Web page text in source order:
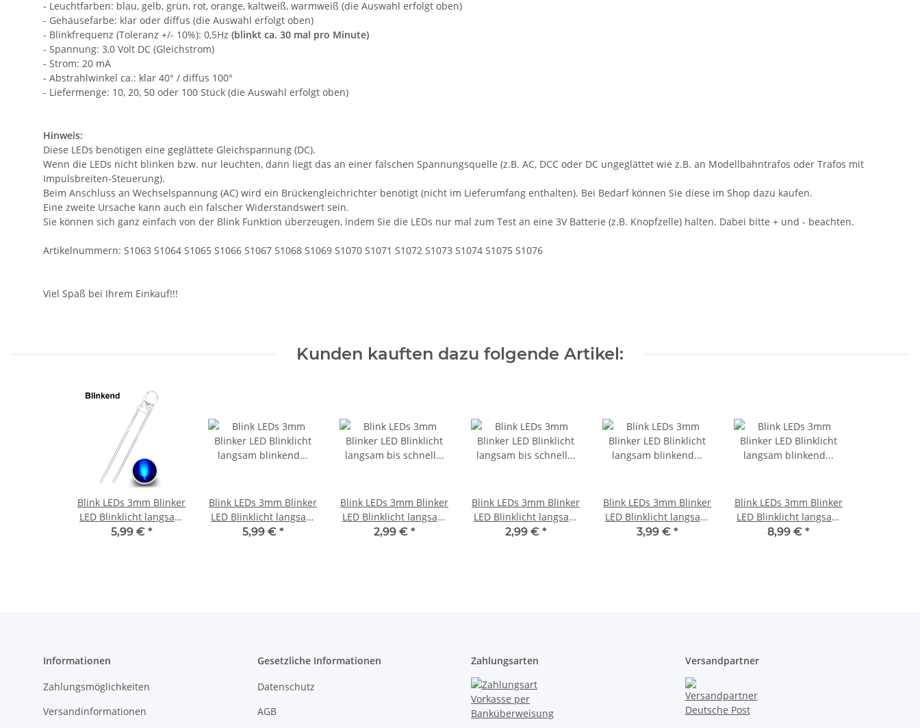
- Leuchtfarben: blau, gelb, grün, rot, orange, kaltweiß, warmweiß (die Auswahl erfolgt oben)
- Gehäusefarbe: klar oder diffus (die Auswahl erfolgt oben)
- Blinkfrequenz (Toleranz +/- 10%): 0,5Hz (blinkt ca. 30 mal pro Minute)
- Spannung: 3,0 Volt DC (Gleichstrom)
- Strom: 20 mA
- Abstrahlwinkel ca.: klar 40° / diffus 100°
- Liefermenge: 10, 20, 50 oder 100 Stück (die Auswahl erfolgt oben)
Hinweis:
Diese LEDs benötigen eine geglättete Gleichspannung (DC).
Wenn die LEDs nicht blinken bzw. nur leuchten, dann liegt das an einer falschen Spannungsquelle (z.B. AC, DCC oder DC ungeglättet wie z.B. an Modellbahntrafos oder Trafos mit
Impulsbreiten-Steuerung).
Beim Anschluss an Wechselspannung (AC) wird ein Brückengleichrichter benötigt (nicht im Lieferumfang enthalten). Bei Bedarf können Sie diese im Shop dazu kaufen.
Eine zweite Ursache kann auch ein falscher Widerstandswert sein.
Sie können sich ganz einfach von der Blink Funktion überzeugen, indem Sie die LEDs nur mal zum Test an eine 3V Batterie (z.B. Knopfzelle) halten. Dabei bitte + und - beachten.
Artikelnummern: S1063 S1064 S1065 S1066 S1067 S1068 S1069 S1070 S1071 S1072 S1073 S1074 S1075 S1076
Viel Spaß bei Ihrem Einkauf!!!
Kunden kauften dazu folgende Artikel:
Blink LEDs 3mm Blinker
LED Blinklicht langsam
blinkend 0,5Hz (30x pro
5,99 € *
Blink LEDs 3mm Blinker
LED Blinklicht langsam
blinkend 0,5Hz (30x pro
5,99 € *
Blink LEDs 3mm Blinker
LED Blinklicht langsam
bis schnell blinkend 1-
2,99 € *
Blink LEDs 3mm Blinker
LED Blinklicht langsam
bis schnell blinkend 1-
2,99 € *
Blink LEDs 3mm Blinker
LED Blinklicht langsam
blinkend 0,5Hz (30x pro
3,99 € *
Blink LEDs 3mm Blinker
LED Blinklicht langsam
blinkend 0,5Hz (30x pro
8,99 € *
Informationen
Zahlungsmöglichkeiten
Versandinformationen
Gesetzliche Informationen
Datenschutz
AGB
Zahlungsarten Versandpartner